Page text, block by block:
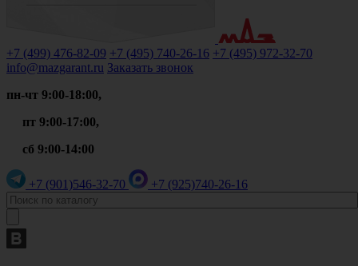
+7 (499) 476-82-09 +7 (495) 740-26-16 +7 (495) 972-32-70
info@mazgarant.ru Заказать звонок
пн-чт 9:00-18:00,
пт 9:00-17:00,
сб 9:00-14:00
+7 (901)546-32-70 +7 (925)740-26-16